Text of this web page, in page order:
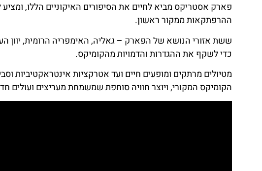
פארק אסטריקס מביא לחיים את הסיפורים האיקוניים הללו,
ההרפתקאות ממקור ראשון.
ששת אזורי הנושא של הפארק – גאליה, האימפריה הרומית, יוון
כדי לשקף את ההגדרות והדמויות מהקומיקס.
מטיולים מרתקים ומופעים חיים ועד אטרקציות אינטראקטיביות
הקומיקס המקורי, ויוצר חוויה סוחפת שמשמחת מעריצים ועולים